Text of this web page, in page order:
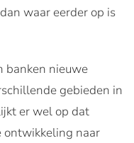
waar eerder op is
banken nieuwe
gebieden in
er wel op dat
ontwikkeling naar